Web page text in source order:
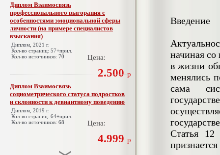
Диплом Взаимосвязь
профессионального выгорания с
особенностями эмоциональной сферы
личности (на примере специалистов
взыскания)
Диплом, 2021 г.
Кол-во страниц: 57+прил.
Кол-во источников: 70
Цена:
2.500 р
Диплом Взаимосвязь
социометрического статуса подростков
и склонности к девиантному поведению
Диплом, 2019 г.
Кол-во страниц: 64+прил.
Кол-во источников: 68
Цена:
4.999 р
Введение
начиная
в жизни
менялись
сама
Статья